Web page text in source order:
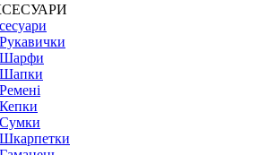
Рукавички
Шарфи
Шапки
Ремені
Кепки
Сумки
Шкарпетки